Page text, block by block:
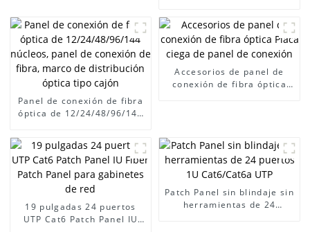
Panel de conexión de fibra
óptica de 12/24/48/96/144
distribución óptica tipo
cajón
Accesorios de panel de
conexión de fibra óptica
19 pulgadas 24 puertos
UTP Cat6 Patch Panel IU
Patch Panel sin blindaje sin
herramientas de 24